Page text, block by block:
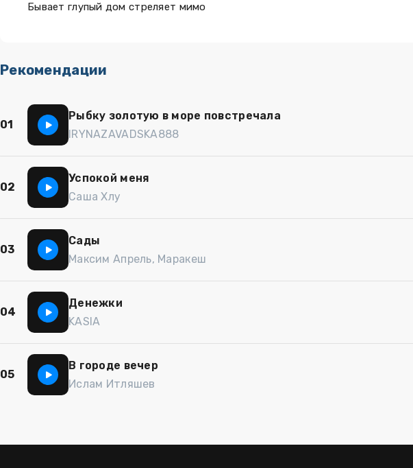
Бывает глупый дом стреляет мимо
Рекомендации
01
Рыбку золотую в море повстречала
IRYNAZAVADSKA888
02
Успокой меня
Саша Хлу
03
Сады
Максим Апрель, Маракеш
04
Денежки
KASIA
05
В городе вечер
Ислам Итляшев